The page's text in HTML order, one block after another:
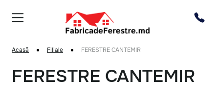
Acasă Filiale FERESTRE CANTEMIR
FERESTRE CANTEMIR